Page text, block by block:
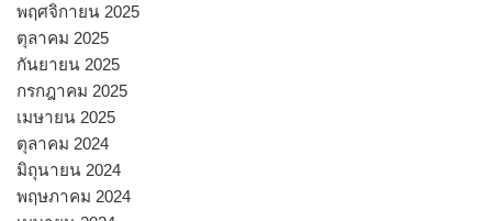
พฤศจิกายน 2025
ตุลาคม 2025
กันยายน 2025
กรกฎาคม 2025
เมษายน 2025
ตุลาคม 2024
มิถุนายน 2024
พฤษภาคม 2024